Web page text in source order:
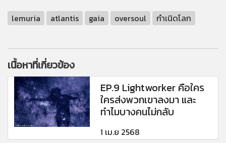
lemuria atlantis gaia oversoul กำเนิดโลก
เนื้อหาที่เกี่ยวข้อง
EP.9 Lightworker คือใคร
ใครส่งพวกเขาลงมา และ
ทำไมบางคนไม่กลับ
1 เม.ย 2568